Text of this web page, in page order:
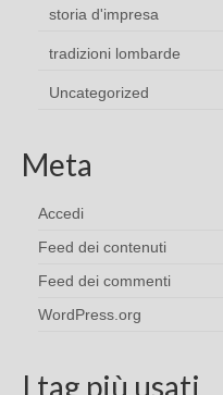
storia d'impresa
tradizioni lombarde
Uncategorized
Meta
Accedi
Feed dei contenuti
Feed dei commenti
WordPress.org
I tag più usati